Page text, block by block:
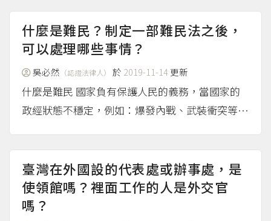
民國政府與馬紹爾群島共和國政府間引渡條約」；
或是國家與國際組織，以及國際組織相互間書面締
結...（more...）
什麼是難民？制定一部難民法之後，
可以處理哪些事情？
吳必然 （認證法律人） 於 2019-11-14更新
什麼是難民 國家負有保護人民的義務，當國家的
政經狀態不穩定，例如：爆發內戰、武裝衝突等，
難到鄰近國家，而有何處是我家之嘆。近來的案例
包括：敘利亞難民、羅興亞難民。 國際上透過訂
定國際條約、成立國際...（more...）
臺灣在外國設的代表處或辦事處，是
使領館嗎？裡面工作的人是外交官
嗎？